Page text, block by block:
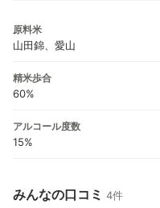
原料米
山田錦、愛山
精米歩合
60%
アルコール度数
15%
みんなの口コミ 4件